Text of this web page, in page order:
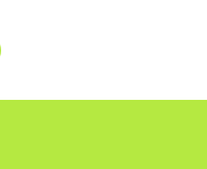
nach oben/